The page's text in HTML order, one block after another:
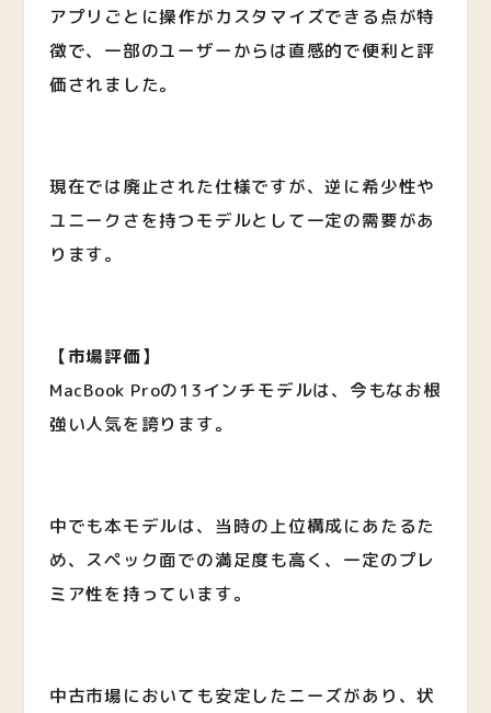
アプリごとに操作がカスタマイズできる点が特
徴で、一部のユーザーからは直感的で便利と評
価されました。
現在では廃止された仕様ですが、逆に希少性や
ユニークさを持つモデルとして一定の需要があ
ります。
【市場評価】
MacBook Proの13インチモデルは、今もなお根
強い人気を誇ります。
中でも本モデルは、当時の上位構成にあたるた
め、スペック面での満足度も高く、一定のプレ
ミア性を持っています。
中古市場においても安定したニーズがあり、状